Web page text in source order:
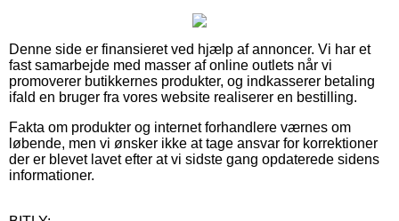
Denne side er finansieret ved hjælp af annoncer. Vi har et
fast samarbejde med masser af online outlets når vi
promoverer butikkernes produkter, og indkasserer betaling
ifald en bruger fra vores website realiserer en bestilling.
Fakta om produkter og internet forhandlere værnes om
løbende, men vi ønsker ikke at tage ansvar for korrektioner
der er blevet lavet efter at vi sidste gang opdaterede sidens
informationer.